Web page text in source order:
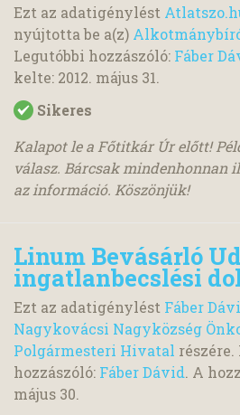
Ezt az adatigénylést
nyújtotta be a(z)
Legutóbbi hozzászóló: Fáber
kelte: 2012. május 31.
Sikeres
Kalapot le a Főtitkár Úr előtt!
válasz. Bárcsak mindenhonnan
az információ. Köszönjük!
Linum Bevásárló
ingatlanbecslési
Ezt az adatigénylést Fáber
Nagykovácsi Nagyközség
Polgármesteri Hivatal részére.
hozzászóló: Fáber Dávid. A
május 30.